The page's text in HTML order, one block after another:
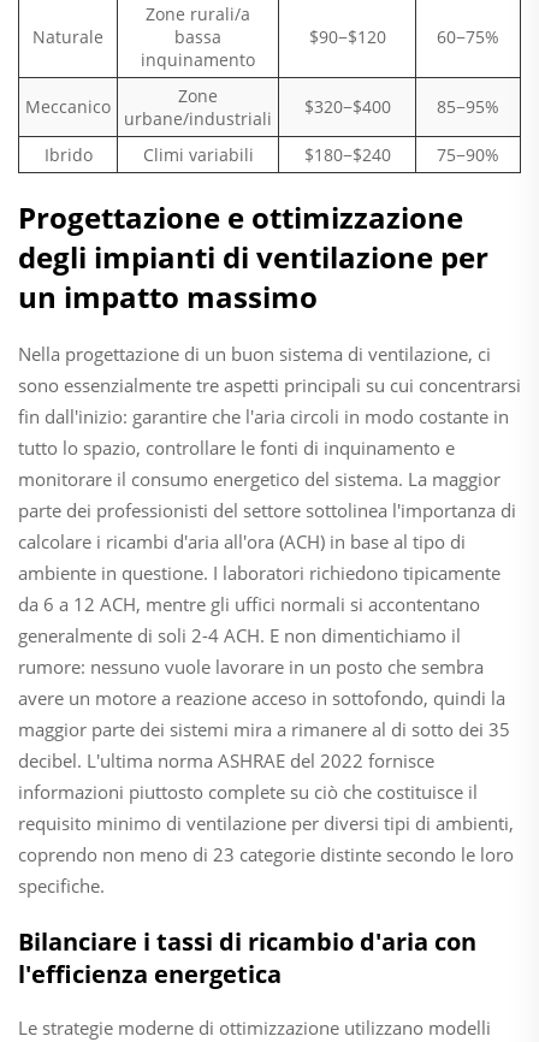
Naturale
Zone rurali/a
bassa
inquinamento
$90−$120 60−75%
Meccanico
Zone
urbane/industriali
$320−$400 85−95%
Ibrido Climi variabili $180−$240 75−90%
Progettazione e ottimizzazione
degli impianti di ventilazione per
un impatto massimo
Nella progettazione di un buon sistema di ventilazione, ci
sono essenzialmente tre aspetti principali su cui concentrarsi
fin dall'inizio: garantire che l'aria circoli in modo costante in
tutto lo spazio, controllare le fonti di inquinamento e
monitorare il consumo energetico del sistema. La maggior
parte dei professionisti del settore sottolinea l'importanza di
calcolare i ricambi d'aria all'ora (ACH) in base al tipo di
ambiente in questione. I laboratori richiedono tipicamente
da 6 a 12 ACH, mentre gli uffici normali si accontentano
generalmente di soli 2-4 ACH. E non dimentichiamo il
rumore: nessuno vuole lavorare in un posto che sembra
avere un motore a reazione acceso in sottofondo, quindi la
maggior parte dei sistemi mira a rimanere al di sotto dei 35
decibel. L'ultima norma ASHRAE del 2022 fornisce
informazioni piuttosto complete su ciò che costituisce il
requisito minimo di ventilazione per diversi tipi di ambienti,
coprendo non meno di 23 categorie distinte secondo le loro
specifiche.
Bilanciare i tassi di ricambio d'aria con
l'efficienza energetica
Le strategie moderne di ottimizzazione utilizzano modelli